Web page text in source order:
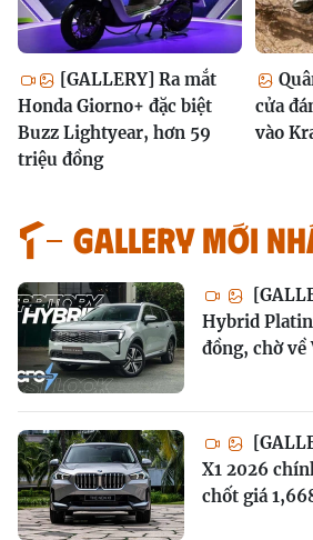
[GALLERY] Ra mắt
Honda Giorno+ đặc biệt
Buzz Lightyear, hơn 59
triệu đồng
cửa
vào
GALLERY MỚI
Hybrid
đồng, chờ về
X1 2026
chốt giá